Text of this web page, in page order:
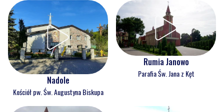
Nadole
Kościół pw. Św. Augustyna Biskupa
Rumia Janowo
Parafia Św. Jana z Kęt